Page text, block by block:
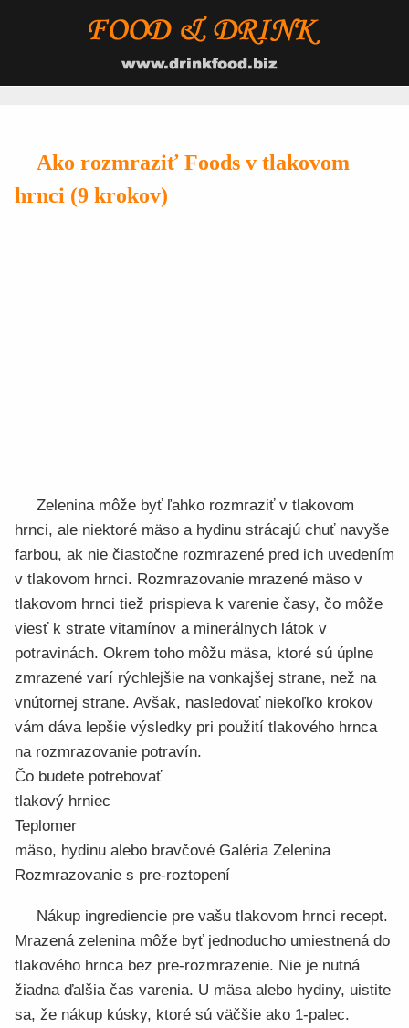
Ako rozmraziť Foods v tlakovom
hrnci (9 krokov)
Zelenina môže byť ľahko rozmraziť v tlakovom
hrnci, ale niektoré mäso a hydinu strácajú chuť navyše
farbou, ak nie čiastočne rozmrazené pred ich uvedením
v tlakovom hrnci. Rozmrazovanie mrazené mäso v
tlakovom hrnci tiež prispieva k varenie časy, čo môže
viesť k strate vitamínov a minerálnych látok v
potravinách. Okrem toho môžu mäsa, ktoré sú úplne
zmrazené varí rýchlejšie na vonkajšej strane, než na
vnútornej strane. Avšak, nasledovať niekoľko krokov
vám dáva lepšie výsledky pri použití tlakového hrnca
na rozmrazovanie potravín.
Čo budete potrebovať
tlakový hrniec
Teplomer
mäso, hydinu alebo bravčové Galéria Zelenina
Rozmrazovanie s pre-roztopení
Nákup ingrediencie pre vašu tlakovom hrnci recept.
Mrazená zelenina môže byť jednoducho umiestnená do
tlakového hrnca bez pre-rozmrazenie. Nie je nutná
žiadna ďalšia čas varenia. U mäsa alebo hydiny, uistite
sa, že nákup kúsky, ktoré sú väčšie ako 1-palec.